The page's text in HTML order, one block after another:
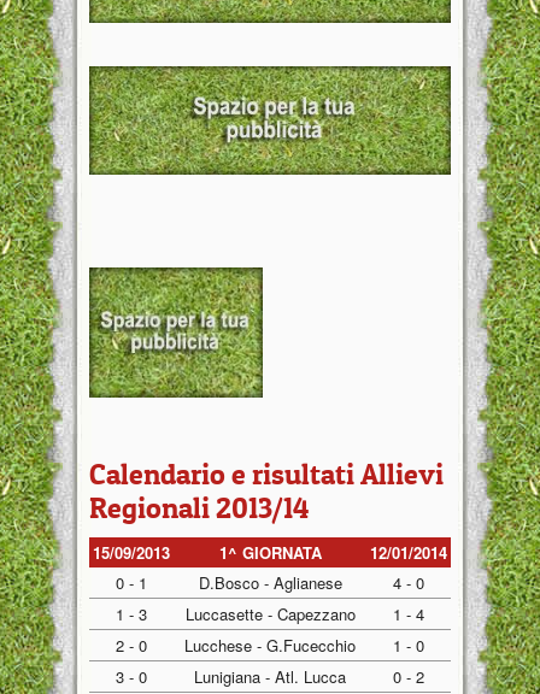
Calendario e risultati Allievi
Regionali 2013/14
15/09/2013 1^ GIORNATA
12/01/2014
0 - 1
D.Bosco - Aglianese
4 - 0
1 - 3
Luccasette - Capezzano
1 - 4
2 - 0
Lucchese - G.Fucecchio
1 - 0
3 - 0
Lunigiana - Atl. Lucca
0 - 2